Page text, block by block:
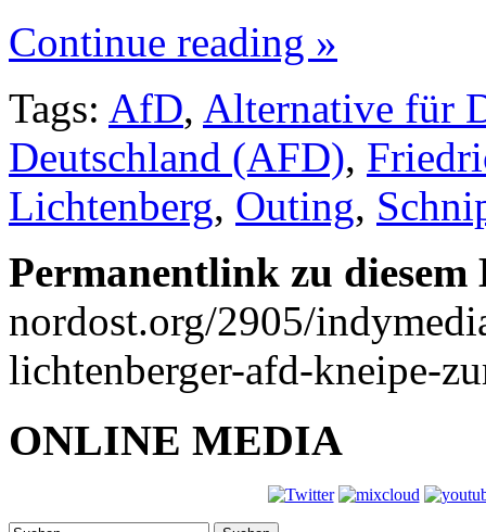
Continue reading »
Tags: AfD, Alternative für
Deutschland (AFD),
Lichtenberg, Outing,
Permanentlink zu
nordost.org/2905/
lichtenberger-afd-kneipe-
ONLINE MEDIA